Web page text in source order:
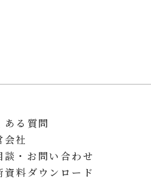
ある質問
会社
談・お問い合わせ
資料ダウンロード